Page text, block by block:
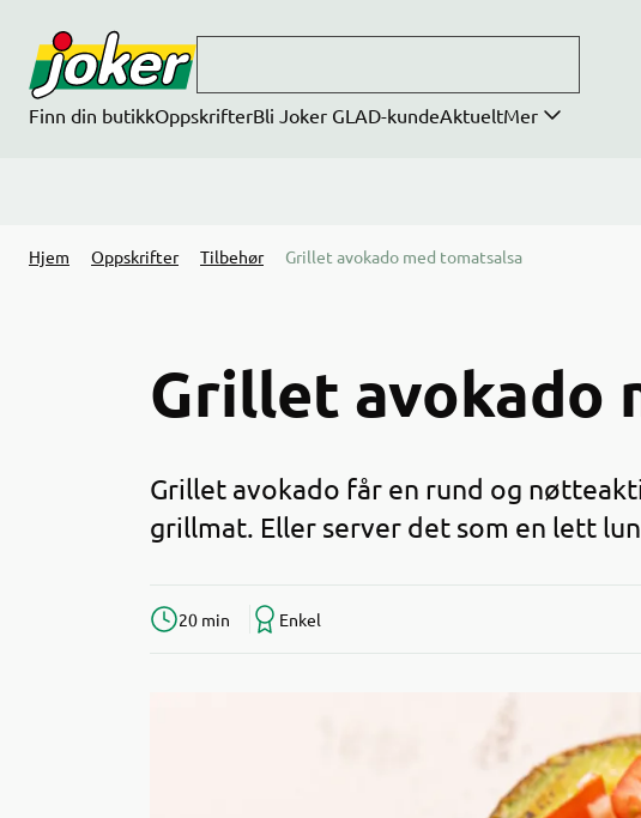
Finn din butikkOppskrifterBli Joker GLAD-kundeAktueltMer
Hjem Oppskrifter Tilbehør Grillet avokado med tomatsalsa
Grillet avokado
Grillet avokado får en rund og
grillmat. Eller server det som en lett
20 min Enkel